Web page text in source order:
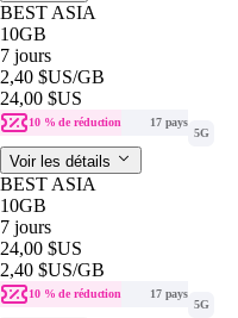
BEST ASIA
10GB
7 jours
2,40 $US/GB
24,00 $US
10 % de réduction
17 pays
5G
Voir les détails
BEST ASIA
10GB
7 jours
24,00 $US
2,40 $US/GB
10 % de réduction
17 pays
5G